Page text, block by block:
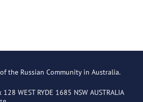
the Russian Community in Australia.
WEST RYDE 1685 NSW AUSTRALIA